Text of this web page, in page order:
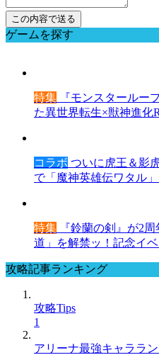
ゲームを探す
特集 『モンスタールー
た異世界転生×獣神進化
コラボ ついに虎王＆影
で「魔神英雄伝ワタル
特集 『鈴蘭の剣』が2
道」を解禁ッ！記念イ
攻略記事ランキング
攻略Tips
1
アリーナ最強キャララ